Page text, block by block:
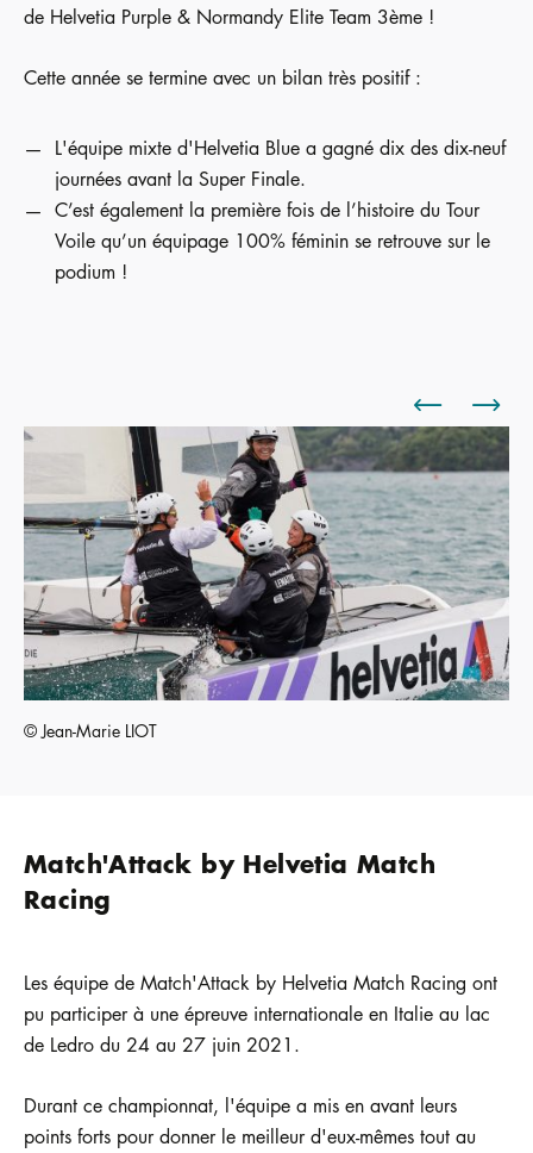
de Helvetia Purple & Normandy Elite Team 3ème !
Cette année se termine avec un bilan très positif :
L'équipe mixte d'Helvetia Blue a gagné dix des dix-neuf
journées avant la Super Finale.
C’est également la première fois de l’histoire du Tour
Voile qu’un équipage 100% féminin se retrouve sur le
podium !
© Jean-Marie LIOT
Match'Attack by Helvetia Match
Racing
Les équipe de Match'Attack by Helvetia Match Racing ont
pu participer à une épreuve internationale en Italie au lac
de Ledro du 24 au 27 juin 2021.
Durant ce championnat, l'équipe a mis en avant leurs
points forts pour donner le meilleur d'eux-mêmes tout au